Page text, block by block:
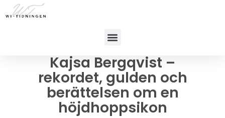
Kajsa Bergqvist –
rekordet, gulden och
berättelsen om en
höjdhoppsikon